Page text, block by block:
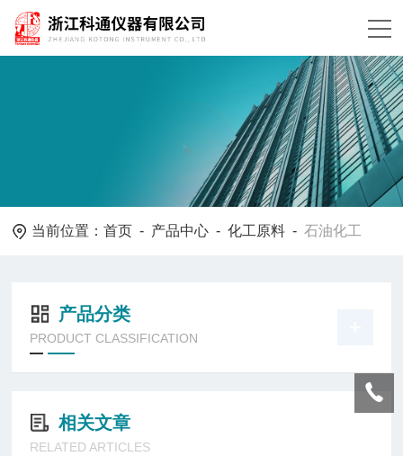
当前位置：首页 - 产品中心 -化工原料 -石油化工
产品分类
PRODUCT CLASSIFICATION
相关文章
RELATED ARTICLES